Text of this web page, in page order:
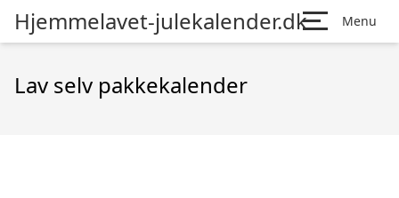
Hjemmelavet-julekalender.dk Menu
Lav selv pakkekalender